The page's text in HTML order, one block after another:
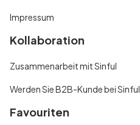
Impressum
Kollaboration
Zusammenarbeit mit Sinful
Werden Sie B2B-Kunde bei Sinful
Favouriten